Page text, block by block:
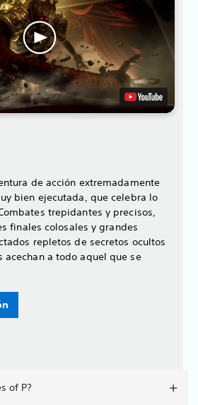
de acción extremadamente
bien ejecutada, que celebra lo
trepidantes y precisos,
finales colosales y grandes
repletos de secretos ocultos
acechan a todo aquel que se
of P?